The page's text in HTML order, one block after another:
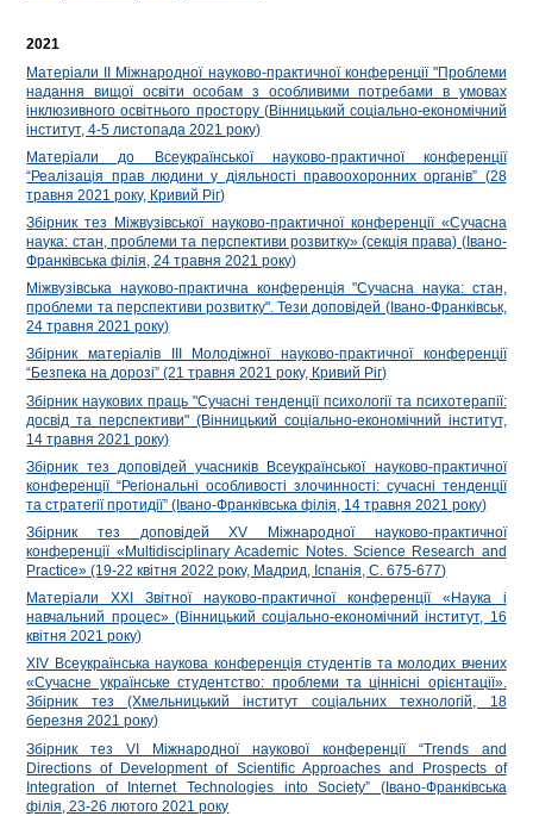
2021
Матеріали ІІ Міжнародної науково-практичної конференції "Проблеми
надання вищої освіти особам з особливими потребами в умовах
інклюзивного освітнього простору (Вінницький соціально-економічний
інститут, 4-5 листопада 2021 року)
Матеріали до Всеукраїнської науково-практичної конференції
“Реалізація прав людини у діяльності правоохоронних органів” (28
травня 2021 року, Кривий Ріг)
Збірник тез Міжвузівської науково-практичної конференції «Сучасна
наука: стан, проблеми та перспективи розвитку» (секція права) (Івано-
Франківська філія, 24 травня 2021 року)
Міжвузівська науково-практична конференція "Сучасна наука: стан,
проблеми та перспективи розвитку". Тези доповідей (Івано-Франківськ,
24 травня 2021 року)
Збірник матеріалів ІІІ Молодіжної науково-практичної конференції
“Безпека на дорозі” (21 травня 2021 року, Кривий Ріг)
Збірник наукових праць "Сучасні тенденції психології та психотерапії:
досвід та перспективи" (Вінницький соціально-економічний інститут,
14 травня 2021 року)
Збірник тез доповідей учасників Всеукраїнської науково-практичної
конференції “Регіональні особливості злочинності: сучасні тенденції
та стратегії протидії” (Івано-Франківська філія, 14 травня 2021 року)
Збірник тез доповідей XV Міжнародної науково-практичної
конференції «Multidisciplinary Academic Notes. Science Research and
Practice» (19-22 квітня 2022 року, Мадрид, Іспанія, С. 675-677)
Матеріали ХXI Звітної науково-практичної конференції «Наука і
навчальний процес» (Вінницький соціально-економічний інститут, 16
квітня 2021 року)
ХІV Всеукраїнська наукова конференція студентів та молодих вчених
«Сучасне українське студентство: проблеми та ціннісні орієнтації».
Збірник тез (Хмельницький інститут соціальних технологій, 18
березня 2021 року)
Збірник тез VI Міжнародної наукової конференції “Trends and
Directions of Development of Scientific Approaches and Prospects of
Integration of Internet Technologies into Society” (Івано-Франківська
філія, 23-26 лютого 2021 року